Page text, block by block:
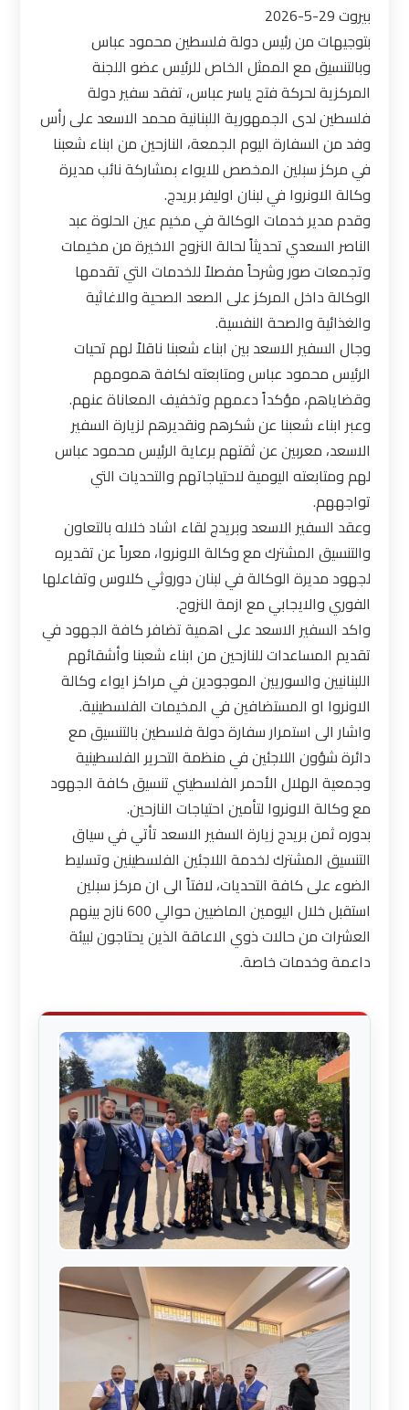
بيروت 29-5-2026
بتوجيهات من رئيس دولة فلسطين محمود عباس
وبالتنسيق مع الممثل الخاص للرئيس عضو اللجنة
المركزية لحركة فتح ياسر عباس، تفقد سفير دولة
فلسطين لدى الجمهورية اللبنانية محمد الاسعد على رأس
وفد من السفارة اليوم الجمعة، النازحين من ابناء شعبنا
في مركز سبلين المخصص للايواء بمشاركة نائب مديرة
وكالة الاونروا في لبنان اوليفر بريدج.
وقدم مدير خدمات الوكالة في مخيم عين الحلوة عبد
الناصر السعدي تحديثاً لحالة النزوح الاخيرة من مخيمات
وتجمعات صور وشرحاً مفصلاً للخدمات التي تقدمها
الوكالة داخل المركز على الصعد الصحية والاغاثية
والغذائية والصحة النفسية.
وجال السفير الاسعد بين ابناء شعبنا ناقلاً لهم تحيات
الرئيس محمود عباس ومتابعته لكافة همومهم
وقضاياهم، مؤكداً دعمهم وتخفيف المعاناة عنهم.
وعبر ابناء شعبنا عن شكرهم ونقديرهم لزيارة السفير
الاسعد، معربين عن ثقتهم برعاية الرئيس محمود عباس
لهم ومتابعته اليومية لاحتياجاتهم والتحديات التي
تواجههم.
وعقد السفير الاسعد وبريدج لقاء اشاد خلاله بالتعاون
والتنسيق المشترك مع وكالة الاونروا، معرباً عن تقديره
لجهود مديرة الوكالة في لبنان دوروثي كلاوس وتفاعلها
الفوري والايجابي مع ازمة النزوح.
واكد السفير الاسعد على اهمية تضافر كافة الجهود في
تقديم المساعدات للنازحين من ابناء شعبنا وأشقائهم
اللبنانيين والسوريين الموجودين في مراكز ايواء وكالة
الاونروا او المستضافين في المخيمات الفلسطينية.
واشار الى استمرار سفارة دولة فلسطين بالتنسيق مع
دائرة شؤون اللاجئين في منظمة التحرير الفلسطينية
وجمعية الهلال الأحمر الفلسطيني تنسيق كافة الجهود
مع وكالة الاونروا لتأمين احتياجات النازحين.
بدوره ثمن بريدج زيارة السفير الاسعد تأتي في سياق
التنسيق المشترك لخدمة اللاجئين الفلسطينين وتسليط
الضوء على كافة التحديات، لافتاً الى ان مركز سبلين
استقبل خلال اليومين الماضيين حوالي 600 نازح بينهم
العشرات من حالات ذوي الاعاقة الذين يحتاجون لبيئة
داعمة وخدمات خاصة.